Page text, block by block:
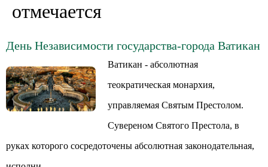
отмечается
День Независимости государства-города Ватикан
Ватикан - абсолютная
теократическая монархия,
управляемая Святым Престолом.
Сувереном Святого Престола, в
руках которого сосредоточены абсолютная законодательная,